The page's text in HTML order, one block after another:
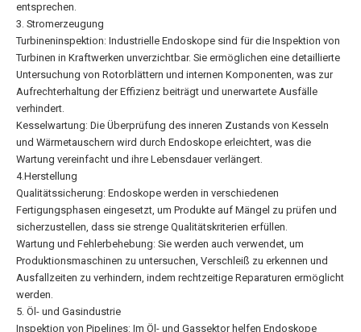
entsprechen.
3. Stromerzeugung
Turbineninspektion: Industrielle Endoskope sind für die Inspektion von
Turbinen in Kraftwerken unverzichtbar. Sie ermöglichen eine detaillierte
Untersuchung von Rotorblättern und internen Komponenten, was zur
Aufrechterhaltung der Effizienz beiträgt und unerwartete Ausfälle
verhindert.
Kesselwartung: Die Überprüfung des inneren Zustands von Kesseln
und Wärmetauschern wird durch Endoskope erleichtert, was die
Wartung vereinfacht und ihre Lebensdauer verlängert.
4.Herstellung
Qualitätssicherung: Endoskope werden in verschiedenen
Fertigungsphasen eingesetzt, um Produkte auf Mängel zu prüfen und
sicherzustellen, dass sie strenge Qualitätskriterien erfüllen.
Wartung und Fehlerbehebung: Sie werden auch verwendet, um
Produktionsmaschinen zu untersuchen, Verschleiß zu erkennen und
Ausfallzeiten zu verhindern, indem rechtzeitige Reparaturen ermöglicht
werden.
5. Öl- und Gasindustrie
Inspektion von Pipelines: Im Öl- und Gassektor helfen Endoskope